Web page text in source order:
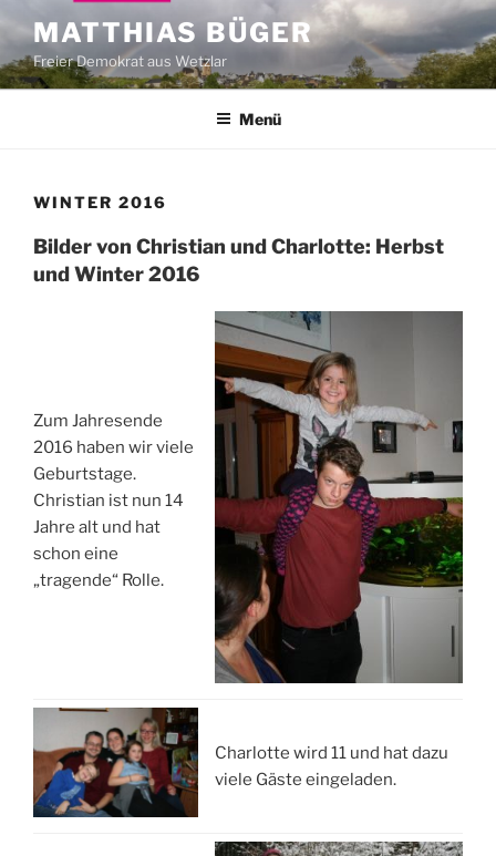
Inhalt
springen
MATTHIAS BÜGER
Freier Demokrat aus Wetzlar
Menü
WINTER 2016
Bilder von Christian und Charlotte: Herbst
und Winter 2016
Zum Jahresende
2016 haben wir viele
Geburtstage.
Christian ist nun 14
Jahre alt und hat
schon eine
„tragende“ Rolle.
Charlotte wird 11 und hat dazu
viele Gäste eingeladen.